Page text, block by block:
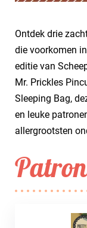
Ontdek drie
die voorkomen
editie van
Mr. Prickles
Sleeping Bag,
en leuke
allergrootsten